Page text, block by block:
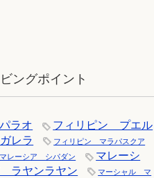
ングポイント
パラオ
フィリピン プエル
ガレラ
フィリピン マラパスクア
マレーシア シパダン
マレーシ
ラヤンラヤン
マーシャル マ